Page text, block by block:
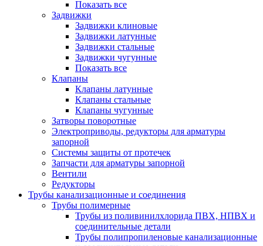
Показать все
Задвижки
Задвижки клиновые
Задвижки латунные
Задвижки стальные
Задвижки чугунные
Показать все
Клапаны
Клапаны латунные
Клапаны стальные
Клапаны чугунные
Затворы поворотные
Электроприводы, редукторы для арматуры
запорной
Системы защиты от протечек
Запчасти для арматуры запорной
Вентили
Редукторы
Трубы канализационные и соединения
Трубы полимерные
Трубы из поливинилхлорида ПВХ, НПВХ и
соединительные детали
Трубы полипропиленовые канализационные